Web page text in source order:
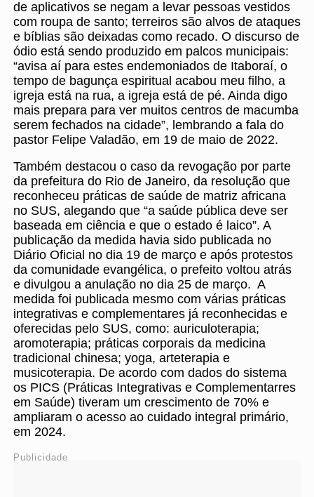
de aplicativos se negam a levar pessoas vestidos
com roupa de santo; terreiros são alvos de ataques
e bíblias são deixadas como recado. O discurso de
ódio está sendo produzido em palcos municipais:
“avisa aí para estes endemoniados de Itaboraí, o
tempo de bagunça espiritual acabou meu filho, a
igreja está na rua, a igreja está de pé. Ainda digo
mais prepara para ver muitos centros de macumba
serem fechados na cidade”, lembrando a fala do
pastor Felipe Valadão, em 19 de maio de 2022.
Também destacou o caso da revogação por parte
da prefeitura do Rio de Janeiro, da resolução que
reconheceu práticas de saúde de matriz africana
no SUS, alegando que “a saúde pública deve ser
baseada em ciência e que o estado é laico”. A
publicação da medida havia sido publicada no
Diário Oficial no dia 19 de março e após protestos
da comunidade evangélica, o prefeito voltou atrás
e divulgou a anulação no dia 25 de março. A
medida foi publicada mesmo com várias práticas
integrativas e complementares já reconhecidas e
oferecidas pelo SUS, como: auriculoterapia;
aromoterapia; práticas corporais da medicina
tradicional chinesa; yoga, arteterapia e
musicoterapia. De acordo com dados do sistema
os PICS (Práticas Integrativas e Complementarres
em Saúde) tiveram um crescimento de 70% e
ampliaram o acesso ao cuidado integral primário,
em 2024.
Publicidade